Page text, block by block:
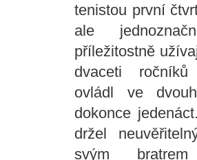
tenistou první
ale
příležitostně
dvaceti
ovládl ve
dokonce
držel
svým